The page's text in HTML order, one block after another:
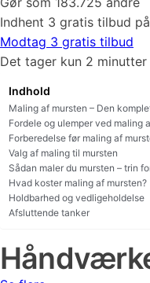
Indhent 3 gratis tilbud
Modtag 3 gratis tilbud
Det tager kun 2 minutter
Indhold
Maling af mursten – Den
Fordele og ulemper ved maling
Forberedelse før maling af
Valg af maling til mursten
Sådan maler du mursten – trin
Hvad koster maling af mursten?
Holdbarhed og vedligeholdelse
Afsluttende tanker